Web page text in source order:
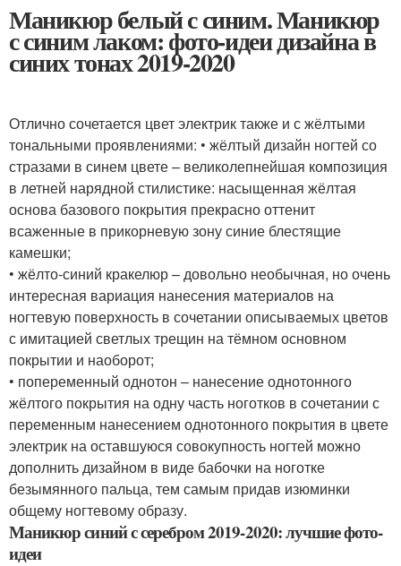
Маникюр белый с синим. Маникюр
с синим лаком: фото-идеи дизайна в
синих тонах 2019-2020
Отлично сочетается цвет электрик также и с жёлтыми
тональными проявлениями: • жёлтый дизайн ногтей со
стразами в синем цвете – великолепнейшая композиция
в летней нарядной стилистике: насыщенная жёлтая
основа базового покрытия прекрасно оттенит
всаженные в прикорневую зону синие блестящие
камешки;
• жёлто-синий кракелюр – довольно необычная, но очень
интересная вариация нанесения материалов на
ногтевую поверхность в сочетании описываемых цветов
с имитацией светлых трещин на тёмном основном
покрытии и наоборот;
• попеременный однотон – нанесение однотонного
жёлтого покрытия на одну часть ноготков в сочетании с
переменным нанесением однотонного покрытия в цвете
электрик на оставшуюся совокупность ногтей можно
дополнить дизайном в виде бабочки на ноготке
безымянного пальца, тем самым придав изюминки
общему ногтевому образу.
Маникюр синий с серебром 2019-2020: лучшие фото-
идеи